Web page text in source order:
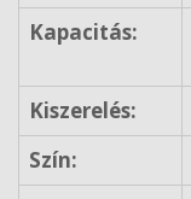
Kapacitás:
Kiszerelés:
Szín: